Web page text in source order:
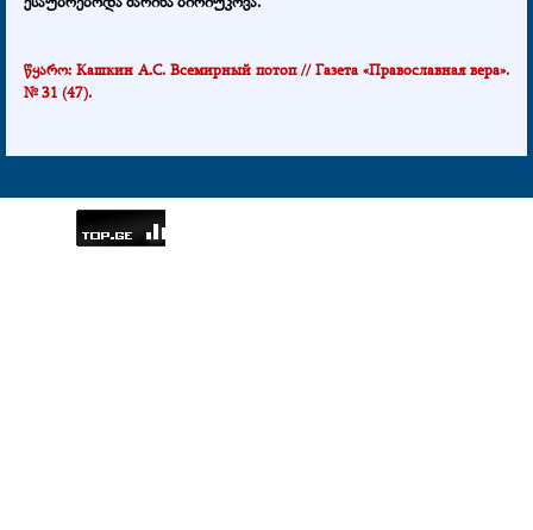
წყარო: Кашкин А.С. Всемирный потоп // Газета «Православная вера».
№ 31 (47).